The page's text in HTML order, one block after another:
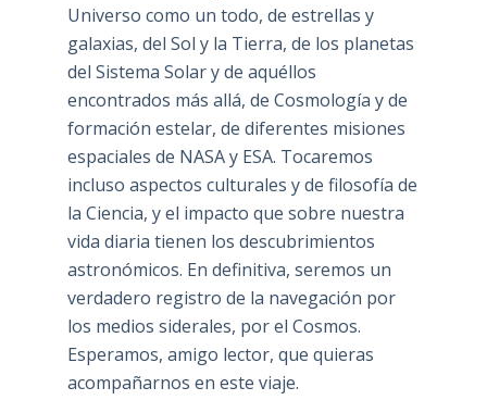
Universo como un todo, de estrellas y
galaxias, del Sol y la Tierra, de los planetas
del Sistema Solar y de aquéllos
encontrados más allá, de Cosmología y de
formación estelar, de diferentes misiones
espaciales de NASA y ESA. Tocaremos
incluso aspectos culturales y de filosofía de
la Ciencia, y el impacto que sobre nuestra
vida diaria tienen los descubrimientos
astronómicos. En definitiva, seremos un
verdadero registro de la navegación por
los medios siderales, por el Cosmos.
Esperamos, amigo lector, que quieras
acompañarnos en este viaje.